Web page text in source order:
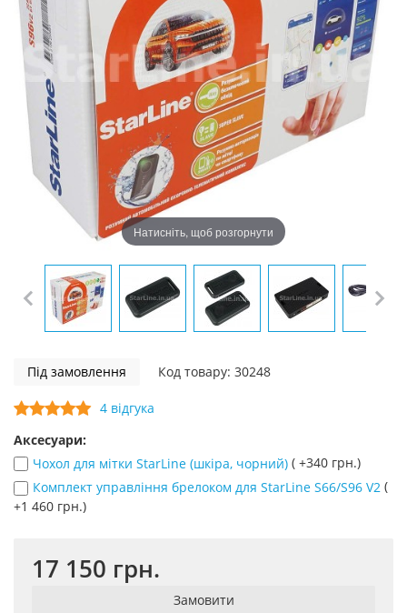
Натисніть, щоб розгорнути
Під замовлення Код товару: 30248
4 відгука
Аксесуари:
Чохол для мітки StarLine (шкіра, чорний) ( +340 грн.)
Комплект управління брелоком для StarLine S66/S96 V2 (
+1 460 грн.)
17 150 грн.
Замовити